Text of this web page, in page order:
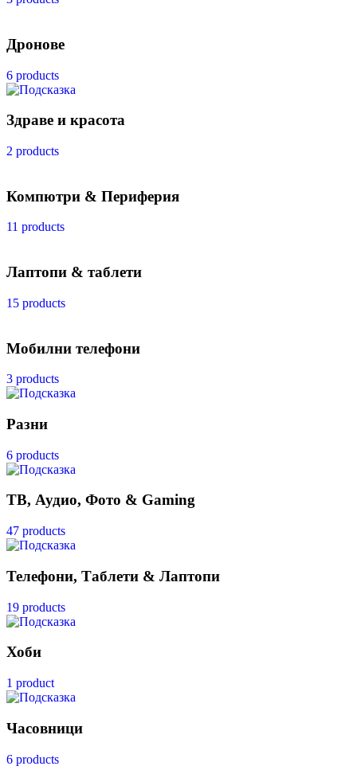
Дронове
6 products
Здраве и красота
2 products
Компютри & Периферия
11 products
Лаптопи & таблети
15 products
Мобилни телефони
3 products
Разни
6 products
ТВ, Аудио, Фото & Gaming
47 products
Телефони, Таблети & Лаптопи
19 products
Хоби
1 product
Часовници
6 products